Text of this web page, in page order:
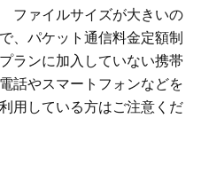
ファイルサイズが大きいの
で、パケット通信料金定額制
プランに加入していない携帯
電話やスマートフォンなどを
利用している方はご注意くだ